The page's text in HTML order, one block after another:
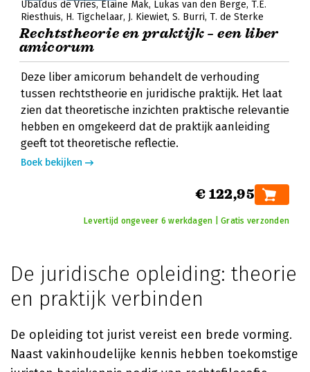
Ubaldus de Vries Elaine Mak Lukas van den Berge T.E.
Riesthuis H. Tigchelaar J. Kiewiet S. Burri T. de Sterke
Rechtstheorie en praktijk – een liber
amicorum
Deze liber amicorum behandelt de verhouding
tussen rechtstheorie en juridische praktijk. Het laat
zien dat theoretische inzichten praktische relevantie
hebben en omgekeerd dat de praktijk aanleiding
geeft tot theoretische reflectie.
Boek bekijken
€ 122,95
Levertijd ongeveer 6 werkdagen | Gratis verzonden
De juridische opleiding: theorie
en praktijk verbinden
De opleiding tot jurist vereist een brede vorming.
Naast vakinhoudelijke kennis hebben toekomstige